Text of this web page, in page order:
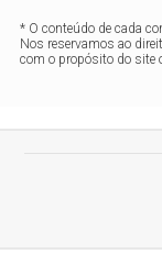
* O conteúdo de cada
Nos reservamos ao
com o propósito do site